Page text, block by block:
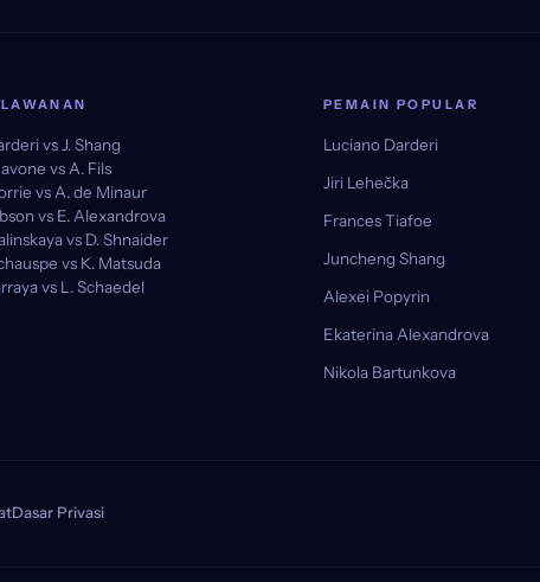
vs J. Shang
vs A. Fils
vs A. de Minaur
vs E. Alexandrova
vs D. Shnaider
vs K. Matsuda
vs L. Schaedel
PEMAIN POPULAR
Luciano Darderi
Jiri Lehečka
Frances Tiafoe
Juncheng Shang
Alexei Popyrin
Ekaterina Alexandrova
Nikola Bartunkova
Dasar Privasi